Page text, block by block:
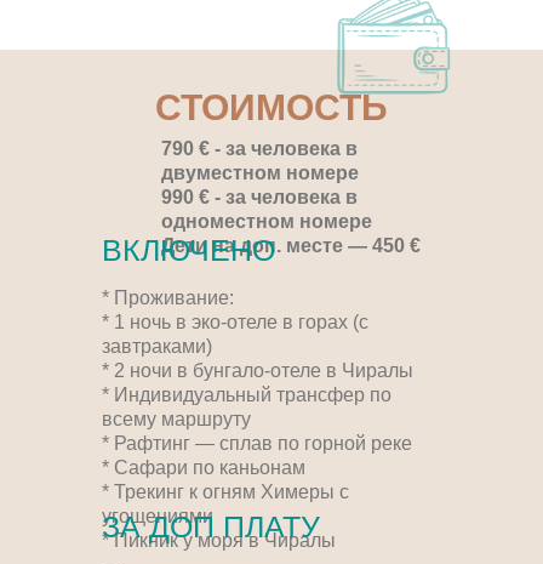
* Проживание:
* 1 ночь в эко-отеле в горах (с
завтраками)
* 2 ночи в бунгало-отеле в Чиралы
* Индивидуальный трансфер по
всему маршруту
* Рафтинг — сплав по горной реке
* Сафари по каньонам
* Трекинг к огням Химеры с
угощениями
* Пикник у моря в Чиралы
790 € - за человека в
двуместном номере
990 € - за человека в
одноместном номере
Дети на доп. месте — 450 €
СТОИМОСТЬ
ВКЛЮЧЕНО
ЗА ДОП ПЛАТУ